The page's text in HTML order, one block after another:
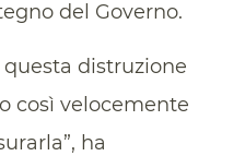
del Governo.
questa distruzione
così velocemente
ha